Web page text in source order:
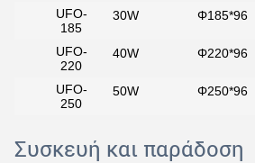
UFO-
185
30W Φ185*96
UFO-
220
40W Φ220*96
UFO-
250
50W Φ250*96
Συσκευή και παράδοση